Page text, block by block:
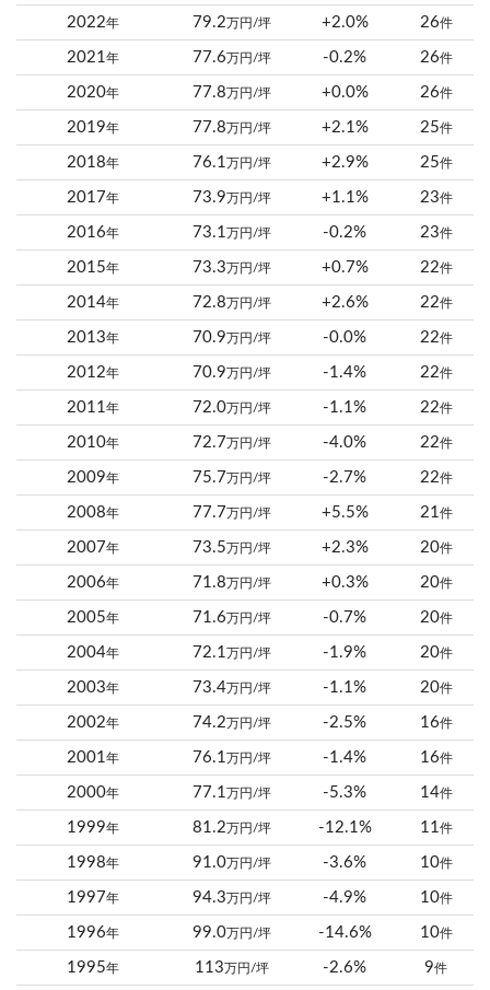
2022年 79.2 万円/坪 +2.0% 26件
2021年 77.6 万円/坪 -0.2% 26件
2020年 77.8 万円/坪 +0.0% 26件
2019年 77.8 万円/坪 +2.1% 25件
2018年 76.1 万円/坪 +2.9% 25件
2017年 73.9 万円/坪 +1.1% 23件
2016年 73.1 万円/坪 -0.2% 23件
2015年 73.3 万円/坪 +0.7% 22件
2014年 72.8 万円/坪 +2.6% 22件
2013年 70.9 万円/坪 -0.0% 22件
2012年 70.9 万円/坪 -1.4% 22件
2011年 72.0 万円/坪 -1.1% 22件
2010年 72.7 万円/坪 -4.0% 22件
2009年 75.7 万円/坪 -2.7% 22件
2008年 77.7 万円/坪 +5.5% 21件
2007年 73.5 万円/坪 +2.3% 20件
2006年 71.8 万円/坪 +0.3% 20件
2005年 71.6 万円/坪 -0.7% 20件
2004年 72.1 万円/坪 -1.9% 20件
2003年 73.4 万円/坪 -1.1% 20件
2002年 74.2 万円/坪 -2.5% 16件
2001年 76.1 万円/坪 -1.4% 16件
2000年 77.1 万円/坪 -5.3% 14件
1999年 81.2 万円/坪 -12.1% 11件
1998年 91.0 万円/坪 -3.6% 10件
1997年 94.3 万円/坪 -4.9% 10件
1996年 99.0 万円/坪 -14.6% 10件
1995年 113 万円/坪 -2.6% 9件